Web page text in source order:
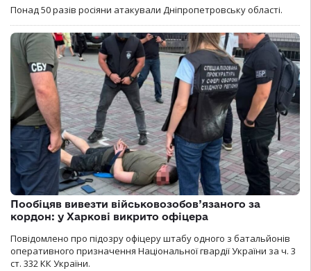
Понад 50 разів росіяни атакували Дніпропетровську області.
Пообіцяв вивезти військовозобов’язаного за
кордон: у Харкові викрито офіцера
Повідомлено про підозру офіцеру штабу одного з батальйонів
оперативного призначення Національної гвардії України за ч. 3
ст. 332 КК України.